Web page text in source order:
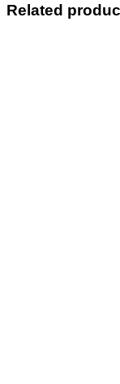
Related